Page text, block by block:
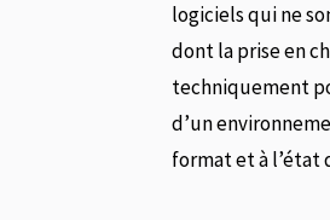
logiciels qui ne
dont la prise en
techniquement
d’un
format et à l’état